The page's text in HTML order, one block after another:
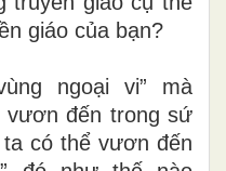
giáo của bạn?
ngoại vi” mà
đến trong sứ
có thể vươn đến